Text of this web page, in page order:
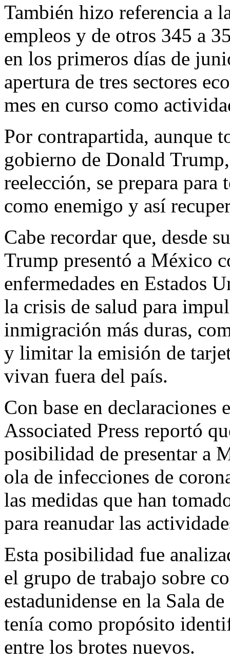
También hizo referencia a
empleos y de otros 345 a
en los primeros días de
apertura de tres sectores
mes en curso como
Por contrapartida, aunque
gobierno de Donald
reelección, se prepara
como enemigo y así
Cabe recordar que, desde
Trump presentó a México
enfermedades en Estados
la crisis de salud para
inmigración más duras,
y limitar la emisión de
vivan fuera del país.
Con base en declaraciones
Associated Press reportó
posibilidad de presentar a
ola de infecciones de
las medidas que han
para reanudar las
Esta posibilidad fue
el grupo de trabajo sobre
estadunidense en la Sala
tenía como propósito
entre los brotes nuevos.